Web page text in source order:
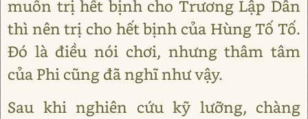
muốn trị hết bịnh cho Trương Lập Dân
thì nên trị cho hết bịnh của Hùng Tố Tố.
Đó là điều nói chơi, nhưng thâm tâm
của Phi cũng đã nghĩ như vậy.
Sau khi nghiên cứu kỹ lưỡng, chàng